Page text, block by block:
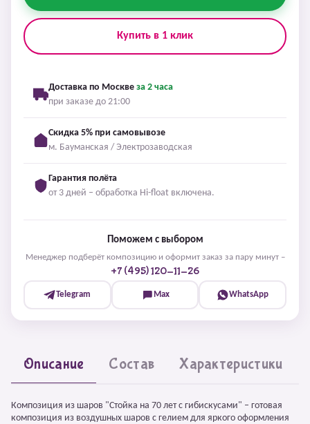
Купить в 1 клик
Доставка по Москве за 2 часа
при заказе до 21:00
Скидка 5% при самовывозе
м. Бауманская / Электрозаводская
Гарантия полёта
от 3 дней – обработка Hi-float включена.
Поможем с выбором
Менеджер подберёт композицию и оформит заказ за пару минут –
+7 (495) 120-11-26
Telegram Max WhatsApp
Описание Состав Характеристики
Композиция из шаров "Стойка на 70 лет с гибискусами" – готовая
композиция из воздушных шаров с гелием для яркого оформления